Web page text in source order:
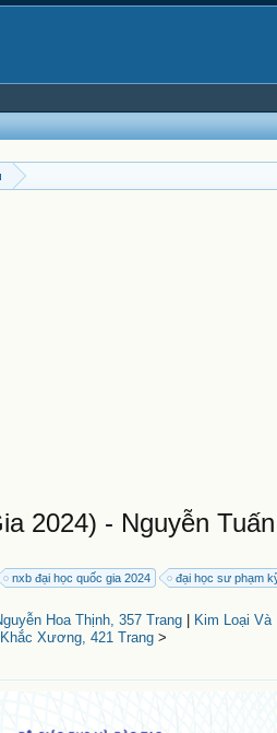
2024) - Nguyễn
nxb đại học quốc gia 2024 đại học sư phạm
Hoa Thịnh, 357 Trang|
Kim Loại
Xương, 421 Trang>